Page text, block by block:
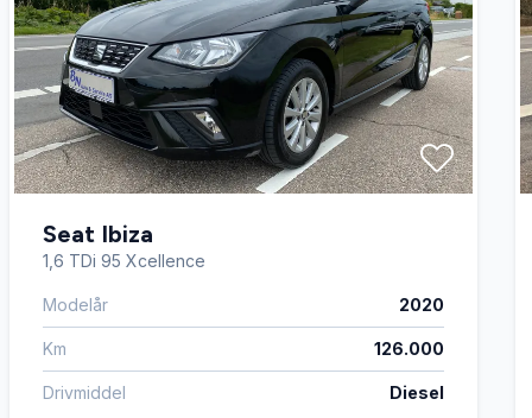
Seat Ibiza
1,6 TDi 95 Xcellence
Modelår 2020
Km 126.000
Drivmiddel Diesel